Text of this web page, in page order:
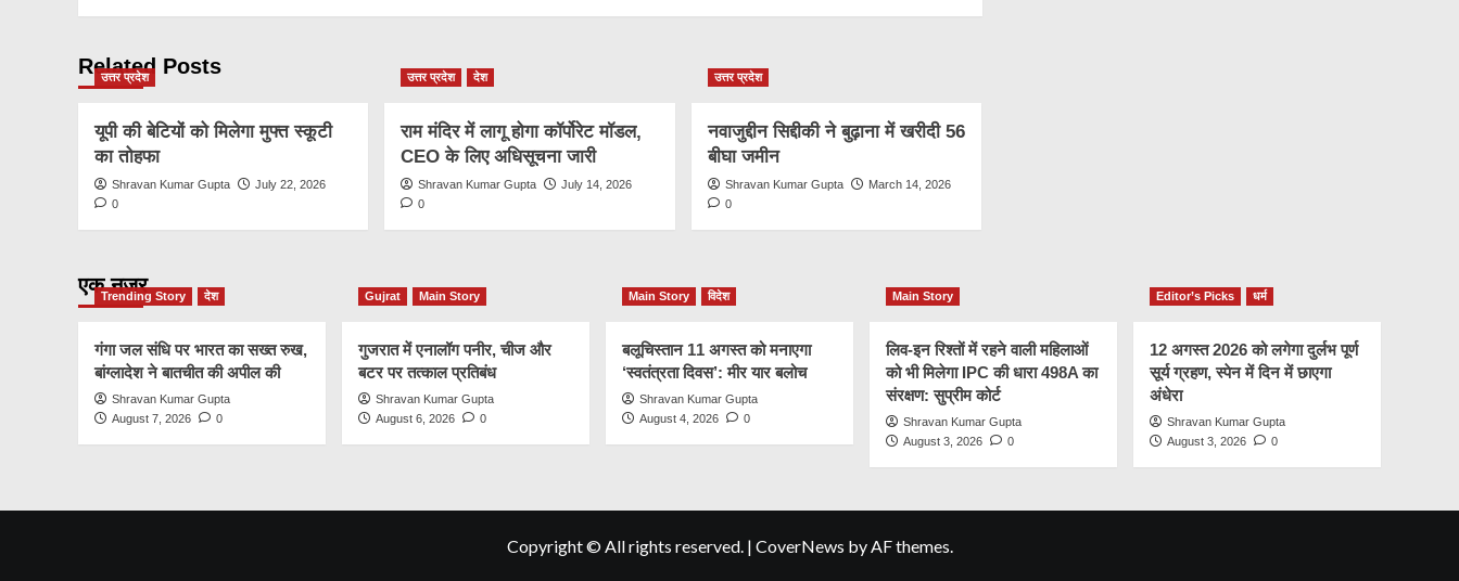
Related Posts
उत्तर प्रदेश
यूपी की बेटियों को मिलेगा मुफ्त स्कूटी
का तोहफा
Shravan Kumar Gupta
July 22, 2026
0
उत्तर प्रदेश देश
राम मंदिर में लागू होगा कॉर्पोरेट मॉडल,
CEO के लिए अधिसूचना जारी
Shravan Kumar Gupta
July 14, 2026
0
उत्तर प्रदेश
नवाजुद्दीन सिद्दीकी ने बुढ़ाना में खरीदी 56
बीघा जमीन
Shravan Kumar Gupta
March 14, 2026
0
एक नज़र
Trending Story देश
गंगा जल संधि पर भारत का सख्त रुख,
बांग्लादेश ने बातचीत की अपील की
Shravan Kumar Gupta
August 7, 2026
0
Gujrat Main Story
गुजरात में एनालॉग पनीर, चीज और
बटर पर तत्काल प्रतिबंध
Shravan Kumar Gupta
August 6, 2026
0
Main Story विदेश
बलूचिस्तान 11 अगस्त को मनाएगा
‘स्वतंत्रता दिवस’: मीर यार बलोच
Shravan Kumar Gupta
August 4, 2026
0
Main Story
लिव-इन रिश्तों में रहने वाली महिलाओं
को भी मिलेगा IPC की धारा 498A का
संरक्षण: सुप्रीम कोर्ट
Shravan Kumar Gupta
August 3, 2026
0
Editor’s Picks धर्म
12 अगस्त 2026 को लगेगा दुर्लभ पूर्ण
सूर्य ग्रहण, स्पेन में दिन में छाएगा
अंधेरा
Shravan Kumar Gupta
August 3, 2026
0
Copyright © All rights reserved. | CoverNews by AF themes.